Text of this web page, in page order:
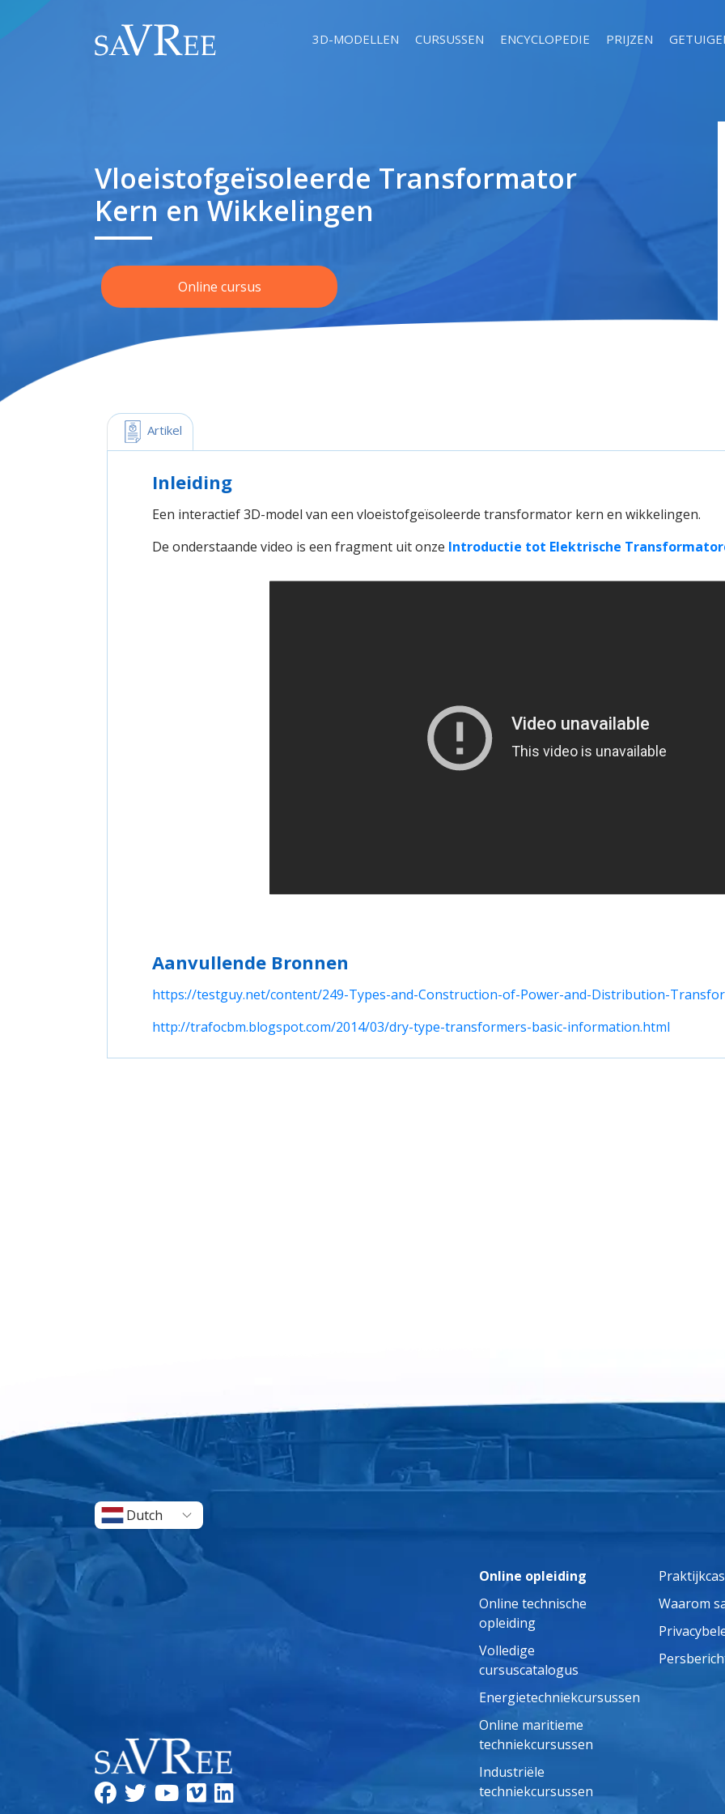
3D-MODELLEN CURSUSSEN ENCYCLOPEDIE PRIJZEN
Vloeistofgeïsoleerde Transformator
Kern en Wikkelingen
Online cursus
Artikel
Inleiding
Een interactief 3D-model van een vloeistofgeïsoleerde transformator kern en wikkelingen.
De onderstaande video is een fragment uit onze Introductie tot Elektrische
Aanvullende Bronnen
https://testguy.net/content/249-Types-and-Construction-of-Power-and-Distribution-
http://trafocbm.blogspot.com/2014/03/dry-type-transformers-basic-information.html
Dutch
Online opleiding
Online technische
opleiding
Volledige
cursuscatalogus
Energietechniekcursussen
Online maritieme
techniekcursussen
Industriële
techniekcursussen
Waarom